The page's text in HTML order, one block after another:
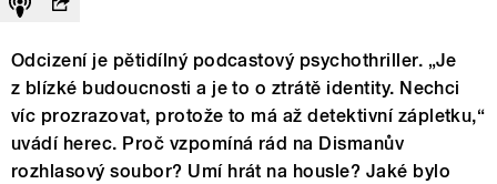
Odcizení je pětidílný podcastový psychothriller. „Je
z blízké budoucnosti a je to o ztrátě identity. Nechci
víc prozrazovat, protože to má až detektivní zápletku,“
uvádí herec. Proč vzpomíná rád na Dismanův
rozhlasový soubor? Umí hrát na housle? Jaké bylo